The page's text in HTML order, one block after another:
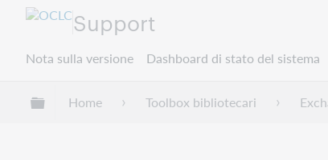
Support
Nota sulla versione Dashboard di stato del sistema
Espandi/comprimi la gerarchia globale
Home Toolbox bibliotecari